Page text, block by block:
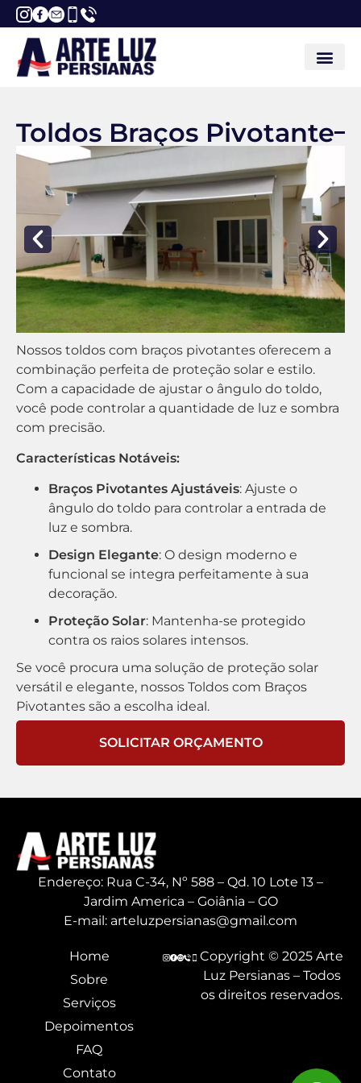
Toldos Braços Pivotante
Nossos toldos com braços pivotantes oferecem a
combinação perfeita de proteção solar e estilo.
Com a capacidade de ajustar o ângulo do toldo,
você pode controlar a quantidade de luz e sombra
com precisão.
Características Notáveis:
Braços Pivotantes Ajustáveis: Ajuste o
ângulo do toldo para controlar a entrada de
luz e sombra.
Design Elegante: O design moderno e
funcional se integra perfeitamente à sua
decoração.
Proteção Solar: Mantenha-se protegido
contra os raios solares intensos.
Se você procura uma solução de proteção solar
versátil e elegante, nossos Toldos com Braços
Pivotantes são a escolha ideal.
SOLICITAR ORÇAMENTO
Endereço: Rua C-34, Nº 588 – Qd. 10 Lote 13 –
Jardim America – Goiânia – GO
E-mail: arteluzpersianas@gmail.com
Home
Sobre
Serviços
Depoimentos
FAQ
Contato
Copyright © 2025 Arte
Luz Persianas – Todos
os direitos reservados.